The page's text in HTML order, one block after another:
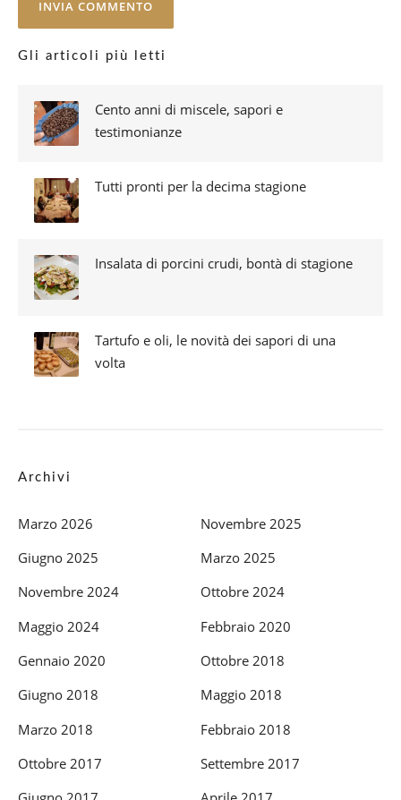
Gli articoli più letti
Cento anni di miscele, sapori e
testimonianze
Tutti pronti per la decima stagione
Insalata di porcini crudi, bontà di stagione
Tartufo e oli, le novità dei sapori di una
volta
Archivi
Marzo 2026
Novembre 2025
Giugno 2025
Marzo 2025
Novembre 2024
Ottobre 2024
Maggio 2024
Febbraio 2020
Gennaio 2020
Ottobre 2018
Giugno 2018
Maggio 2018
Marzo 2018
Febbraio 2018
Ottobre 2017
Settembre 2017